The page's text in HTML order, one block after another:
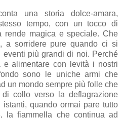
una storia dolce-amara,
tempo, con un tocco di
rende magica e speciale. Che
a sorridere pure quando ci si
eventi più grandi di noi. Perché
alimentare con levità i nostri
sono le uniche armi che
un mondo sempre più folle che
collo verso la deflagrazione
quando ormai pare tutto
la fiammella che continua ad